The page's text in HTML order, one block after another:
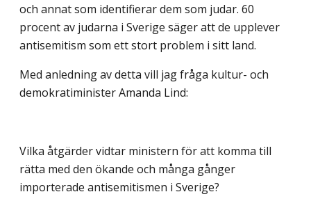
och annat som identifierar dem som judar. 60
procent av judarna i Sverige säger att de upplever
antisemitism som ett stort problem i sitt land.
Med anledning av detta vill jag fråga kultur- och
demokratiminister Amanda Lind:
Vilka åtgärder vidtar ministern för att komma till
rätta med den ökande och många gånger
importerade antisemitismen i Sverige?